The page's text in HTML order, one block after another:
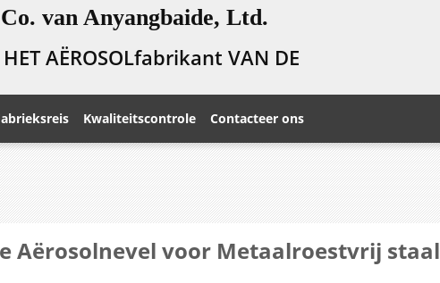
van Anyangbaide, Ltd.
AËROSOLfabrikant VAN DE
Kwaliteitscontrole Contacteer ons
Aërosolnevel voor Metaalroestvrij staal